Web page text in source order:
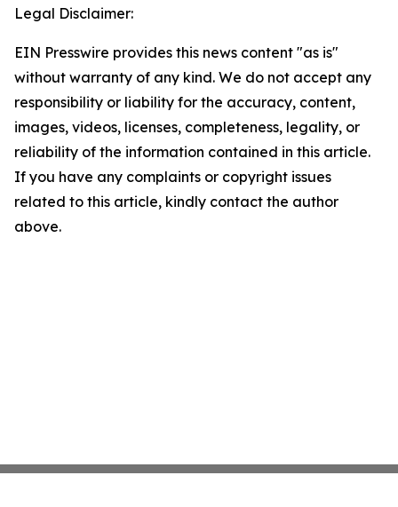
Legal Disclaimer:
EIN Presswire provides this news content "as is"
without warranty of any kind. We do not accept any
responsibility or liability for the accuracy, content,
images, videos, licenses, completeness, legality, or
reliability of the information contained in this article.
If you have any complaints or copyright issues
related to this article, kindly contact the author
above.